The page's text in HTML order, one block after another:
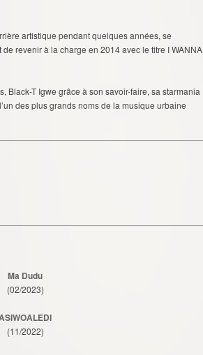
artistique pendant quelques années, se
revenir à la charge en 2014 avec le titre I WANNA
Black-T Igwe grâce à son savoir-faire, sa starmania
des plus grands noms de la musique urbaine
Ma Dudu
(02/2023)
(11/2022)